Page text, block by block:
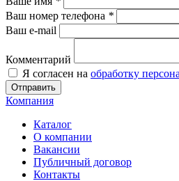
Ваш номер телефона *
Ваш e-mail
Комментарий
Я согласен на обработку
Отправить
Компания
Каталог
О компании
Вакансии
Публичный договор
Контакты